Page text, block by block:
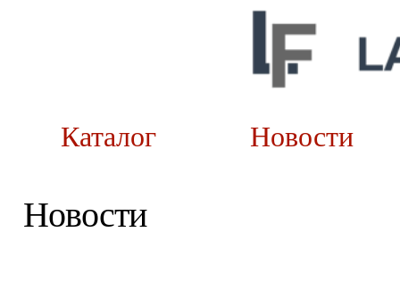
Каталог
Новости